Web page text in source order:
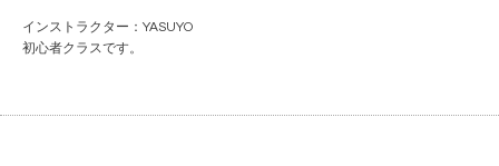
インストラクター：YASUYO
初心者クラスです。